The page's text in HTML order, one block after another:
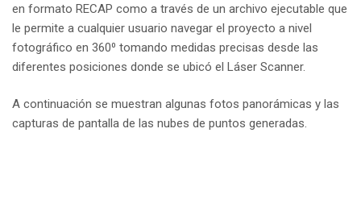
en formato RECAP como a través de un archivo ejecutable que
le permite a cualquier usuario navegar el proyecto a nivel
fotográfico en 360⁰ tomando medidas precisas desde las
diferentes posiciones donde se ubicó el Láser Scanner.
A continuación se muestran algunas fotos panorámicas y las
capturas de pantalla de las nubes de puntos generadas.